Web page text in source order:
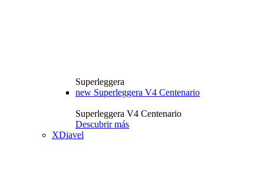
Superleggera
new Superleggera V4 Centenario
Superleggera V4 Centenario
Descubrir más
XDiavel